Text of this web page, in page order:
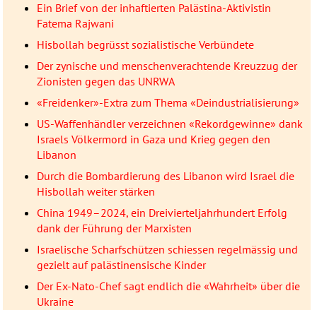
Ein Brief von der inhaftierten Palästina-Aktivistin
Fatema Rajwani
Hisbollah begrüsst sozialistische Verbündete
Der zynische und menschenverachtende Kreuzzug der
Zionisten gegen das UNRWA
«Freidenker»-Extra zum Thema «Deindustrialisierung»
US-Waffenhändler verzeichnen «Rekordgewinne» dank
Israels Völkermord in Gaza und Krieg gegen den
Libanon
Durch die Bombardierung des Libanon wird Israel die
Hisbollah weiter stärken
China 1949–2024, ein Dreivierteljahrhundert Erfolg
dank der Führung der Marxisten
Israelische Scharfschützen schiessen regelmässig und
gezielt auf palästinensische Kinder
Der Ex-Nato-Chef sagt endlich die «Wahrheit» über die
Ukraine